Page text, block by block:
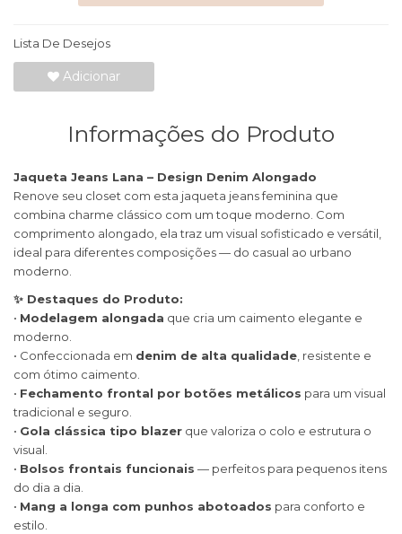
Lista De Desejos
Adicionar
Informações do Produto
Jaqueta Jeans Lana – Design Denim Alongado
Renove seu closet com esta jaqueta jeans feminina que
combina charme clássico com um toque moderno. Com
comprimento alongado, ela traz um visual sofisticado e versátil,
ideal para diferentes composições — do casual ao urbano
moderno.
✨ Destaques do Produto:
• Modelagem alongada que cria um caimento elegante e
moderno.
• Confeccionada em denim de alta qualidade , resistente e
com ótimo caimento.
• Fechamento frontal por botões metálicos para um visual
tradicional e seguro.
• Gola clássica tipo blazer que valoriza o colo e estrutura o
visual.
• Bolsos frontais funcionais — perfeitos para pequenos itens
do dia a dia.
• Mang a longa com punhos abotoados para conforto e
estilo.